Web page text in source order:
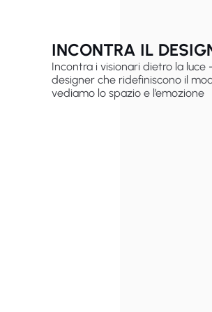
INCONTRA IL
Incontra i visionari dietro la luce
designer che ridefiniscono il
vediamo lo spazio e l’emozione